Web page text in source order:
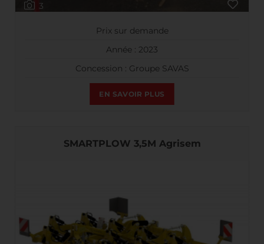
3
Prix sur demande
Année : 2023
Concession : Groupe SAVAS
EN SAVOIR PLUS
SMARTPLOW 3,5M Agrisem